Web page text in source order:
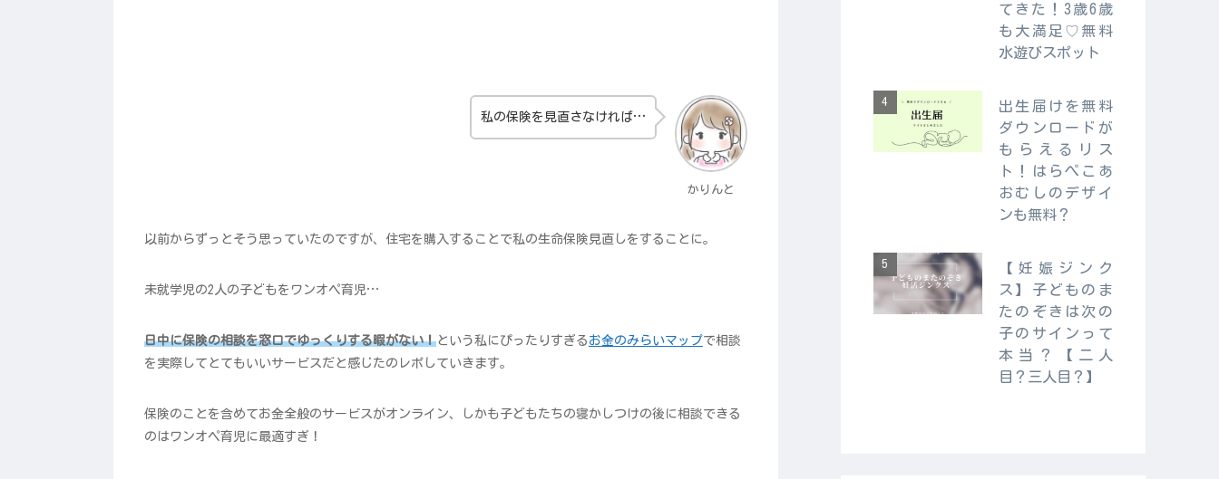
かりんと
私の保険を見直さなければ…
以前からずっとそう思っていたのですが、住宅を購入することで私の生命保険見直しをすることに。
未就学児の2人の子どもをワンオペ育児…
日中に保険の相談を窓口でゆっくりする暇がない！という私にぴったりすぎる お金のみらいマップで相談
を実際してとてもいいサービスだと感じたのレポしていきます。
保険のことを含めてお金全般のサービスがオンライン、しかも子どもたちの寝かしつけの後に相談できる
のはワンオペ育児に最適すぎ！
てきた！3歳6歳
も大満足♡無料
水遊びスポット
出生届けを無料
ダウンロードが
もらえるリス
ト！はらぺこあ
おむしのデザイ
ンも無料？
【妊娠ジンク
ス】子どものま
たのぞきは次の
子のサインって
本当？【二人
目？三人目？】